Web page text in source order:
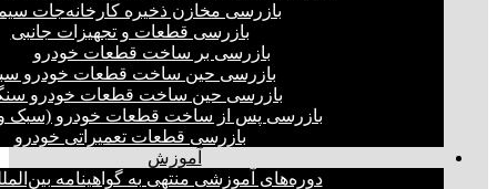
بازرسی مخازن ذخیره کارخانه‌جات
بازرسی قطعات و تجهیزات جانبی
بازرسی بر ساخت قطعات خودرو
بازرسی حین ساخت قطعات خودرو
بازرسی حین ساخت قطعات خودرو
بازرسی پس از ساخت قطعات خودرو (سبک
بازرسی قطعات تعمیراتی خودرو
آموزش
دوره‌های آموزشی منتهی به گواهینامه